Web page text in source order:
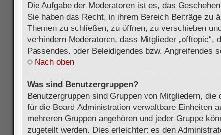
Die Aufgabe der Moderatoren ist es, das
Sie haben das Recht, in ihrem Bereich Beiträge zu
Themen zu schließen, zu öffnen, zu verschieben
verhindern Moderatoren, dass Mitglieder „offtopic“,
Passendes, oder Beleidigendes bzw. Angreifendes
Nach oben
Was sind Benutzergruppen?
Benutzergruppen sind Gruppen von Mitgliedern, die
für die Board-Administration verwaltbare Einheiten
mehreren Gruppen angehören und jeder Gruppe
zugeteilt werden. Dies erleichtert es den